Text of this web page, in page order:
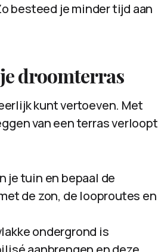
besteed je minder tijd aan
droomterras
kunt vertoeven. Met
van een terras verloopt
je tuin en bepaal de
de zon, de looproutes en
ondergrond is